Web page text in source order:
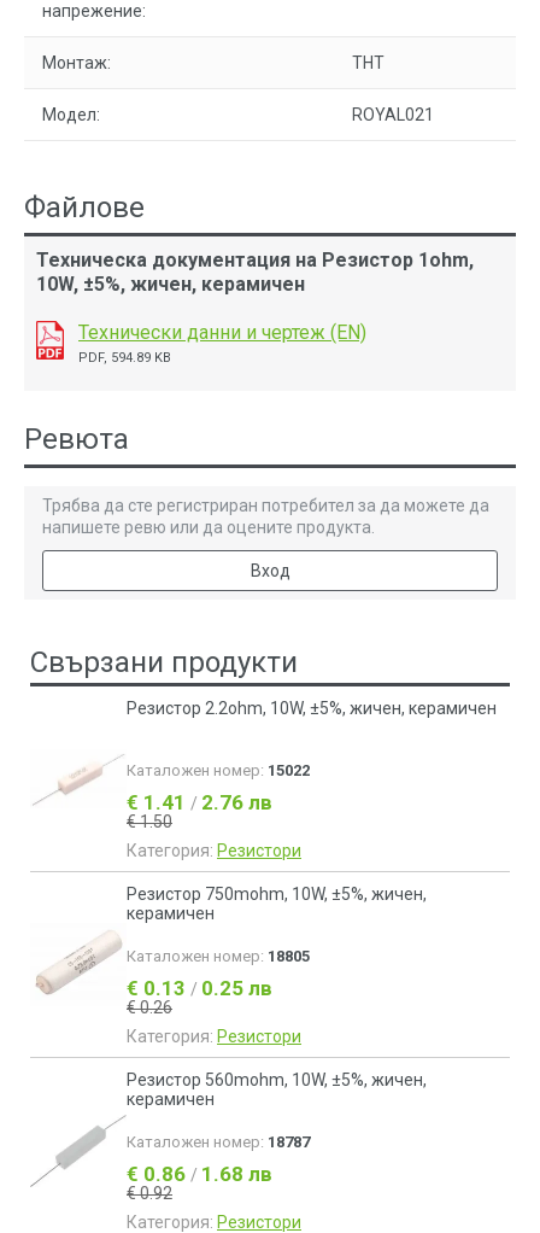
напрежение:
Монтаж: THT
Модел: ROYAL021
Файлове
Техническа документация на Резистор 1ohm,
10W, ±5%, жичен, керамичен
Технически данни и чертеж (EN)
PDF, 594.89 KB
Ревюта
Трябва да сте регистриран потребител за да можете да
напишете ревю или да оцените продукта.
Вход
Свързани продукти
Резистор 2.2ohm, 10W, ±5%, жичен, керамичен
Каталожен номер: 15022
€ 1.41 / 2.76 лв
€ 1.50
Категория: Резистори
Резистор 750mohm, 10W, ±5%, жичен,
керамичен
Каталожен номер: 18805
€ 0.13 / 0.25 лв
€ 0.26
Категория: Резистори
Резистор 560mohm, 10W, ±5%, жичен,
керамичен
Каталожен номер: 18787
€ 0.86 / 1.68 лв
€ 0.92
Категория: Резистори